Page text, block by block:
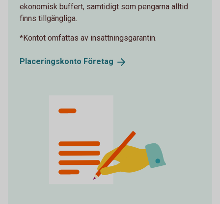
ekonomisk buffert, samtidigt som pengarna alltid
finns tillgängliga.
*Kontot omfattas av insättningsgarantin.
Placeringskonto Företag